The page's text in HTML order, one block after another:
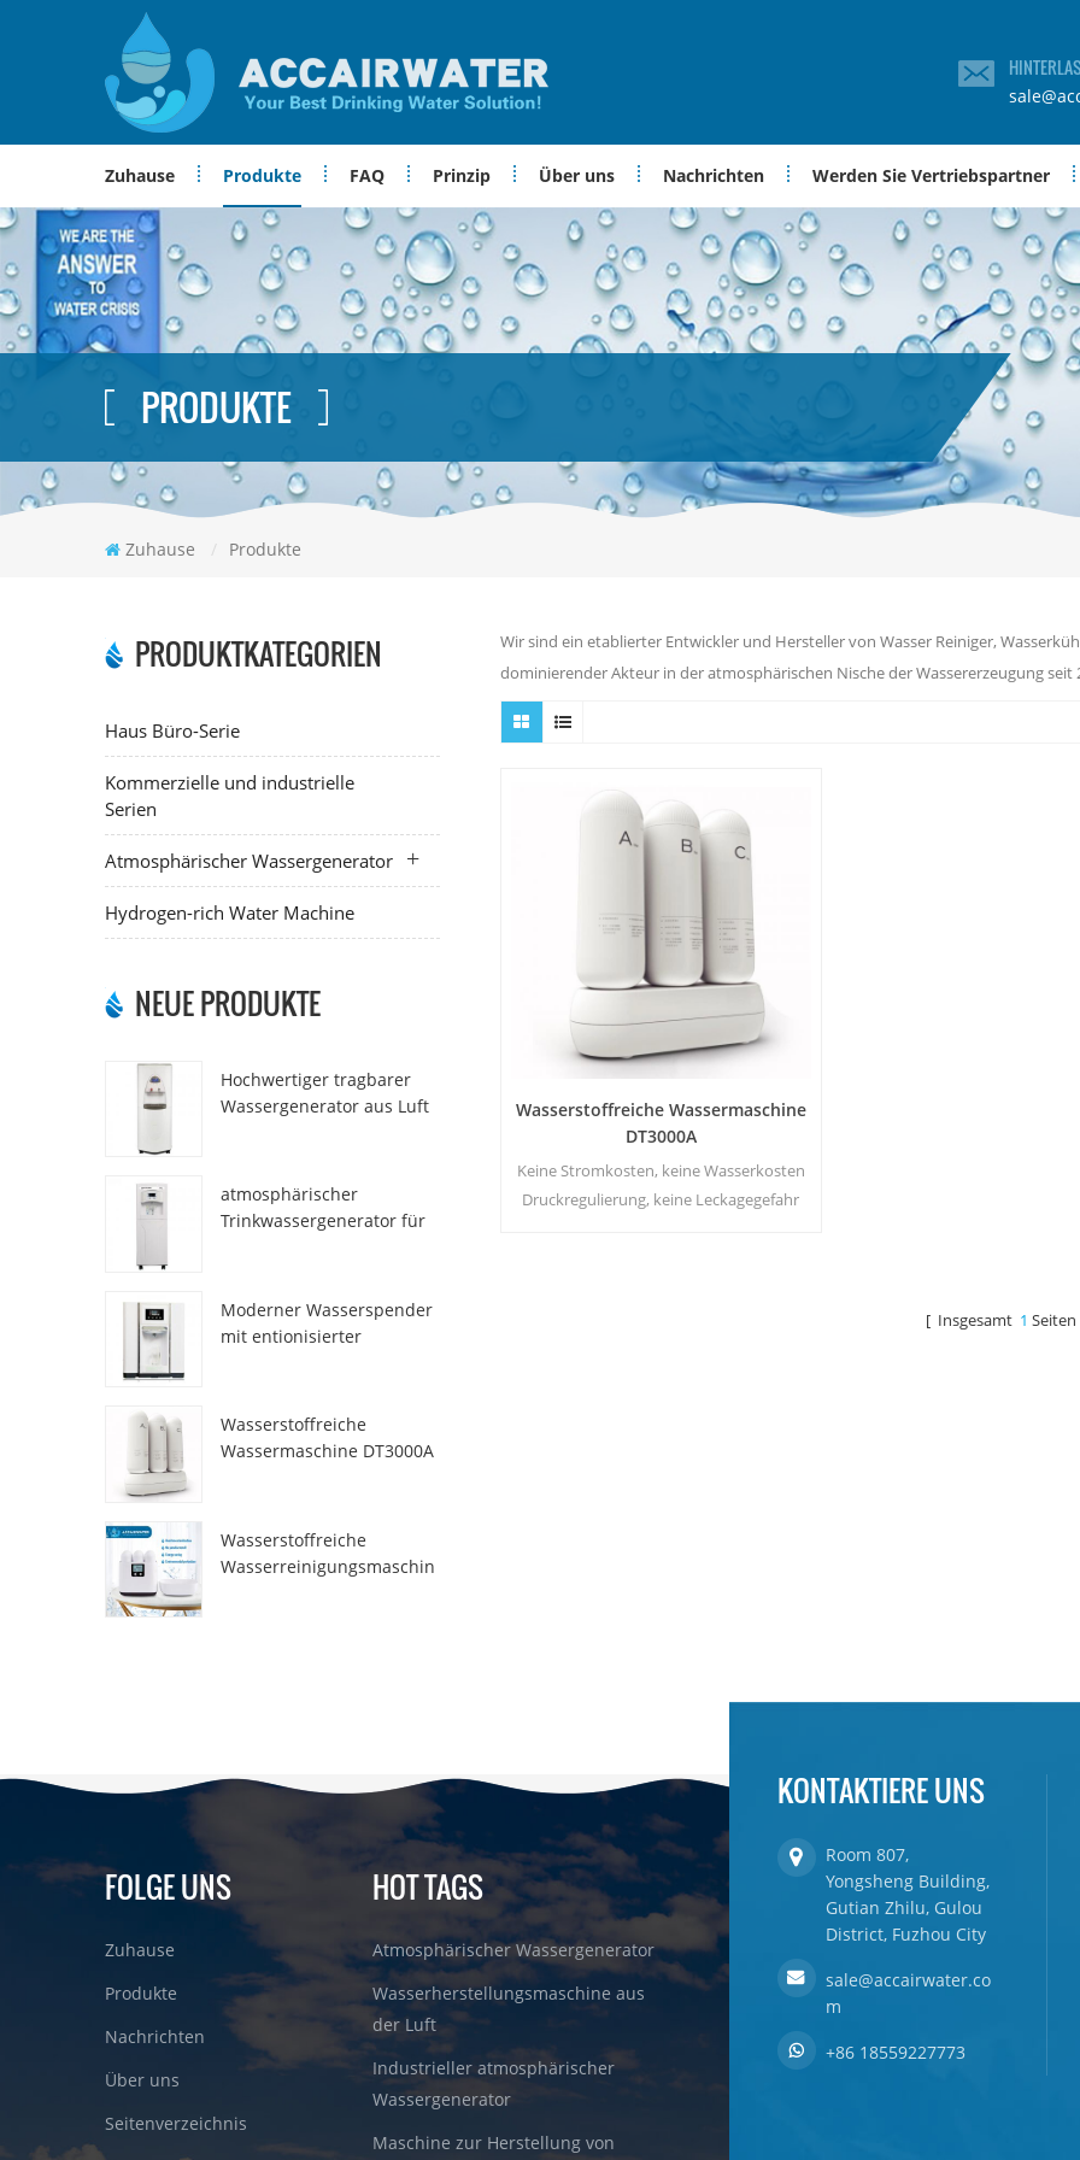
Zuhause Produkte FAQ Prinzip Über uns Nachrichten Werden Sie Vertriebspartner
PRODUKTE
Zuhause / Produkte
PRODUKTKATEGORIEN
Haus Büro-Serie
Kommerzielle und industrielle
Serien
Atmosphärischer Wassergenerator
Hydrogen-rich Water Machine
NEUE PRODUKTE
Hochwertiger tragbarer
Wassergenerator aus Luft
atmosphärischer
Trinkwassergenerator für
Moderner Wasserspender
mit entionisierter
Wasserstoffreiche
Wassermaschine DT3000A
Wasserstoffreiche
Wasserreinigungsmaschin
Wir sind ein etablierter Entwickler und Hersteller von Wasser Reiniger,
dominierender Akteur in der atmosphärischen Nische der Wassererzeugung seit
Wasserstoffreiche Wassermaschine
DT3000A
Keine Stromkosten, keine Wasserkosten
Druckregulierung, keine Leckagegefahr
[ Insgesamt 1
FOLGE UNS
Zuhause
Produkte
Nachrichten
Über uns
Seitenverzeichnis
HOT TAGS
Atmosphärischer Wassergenerator
Wasserherstellungsmaschine aus
der Luft
Industrieller atmosphärischer
Wassergenerator
Maschine zur Herstellung von
KONTAKTIERE UNS
Room 807,
Yongsheng Building,
Gutian Zhilu, Gulou
District, Fuzhou City
sale@accairwater.co
m
+86 18559227773